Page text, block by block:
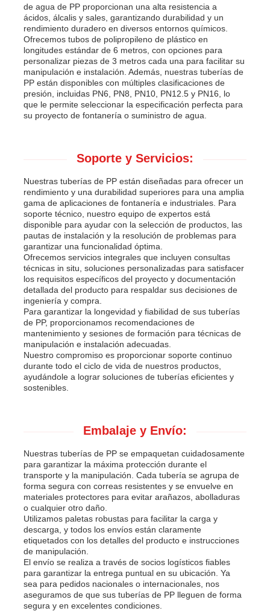
de agua de PP proporcionan una alta resistencia a
ácidos, álcalis y sales, garantizando durabilidad y un
rendimiento duradero en diversos entornos químicos.
Ofrecemos tubos de polipropileno de plástico en
longitudes estándar de 6 metros, con opciones para
personalizar piezas de 3 metros cada una para facilitar su
manipulación e instalación. Además, nuestras tuberías de
PP están disponibles con múltiples clasificaciones de
presión, incluidas PN6, PN8, PN10, PN12.5 y PN16, lo
que le permite seleccionar la especificación perfecta para
su proyecto de fontanería o suministro de agua.
Soporte y Servicios:
Nuestras tuberías de PP están diseñadas para ofrecer un
rendimiento y una durabilidad superiores para una amplia
gama de aplicaciones de fontanería e industriales. Para
soporte técnico, nuestro equipo de expertos está
disponible para ayudar con la selección de productos, las
pautas de instalación y la resolución de problemas para
garantizar una funcionalidad óptima.
Ofrecemos servicios integrales que incluyen consultas
técnicas in situ, soluciones personalizadas para satisfacer
los requisitos específicos del proyecto y documentación
detallada del producto para respaldar sus decisiones de
ingeniería y compra.
Para garantizar la longevidad y fiabilidad de sus tuberías
de PP, proporcionamos recomendaciones de
mantenimiento y sesiones de formación para técnicas de
manipulación e instalación adecuadas.
Nuestro compromiso es proporcionar soporte continuo
durante todo el ciclo de vida de nuestros productos,
ayudándole a lograr soluciones de tuberías eficientes y
sostenibles.
Embalaje y Envío:
Nuestras tuberías de PP se empaquetan cuidadosamente
para garantizar la máxima protección durante el
transporte y la manipulación. Cada tubería se agrupa de
forma segura con correas resistentes y se envuelve en
materiales protectores para evitar arañazos, abolladuras
o cualquier otro daño.
Utilizamos paletas robustas para facilitar la carga y
descarga, y todos los envíos están claramente
etiquetados con los detalles del producto e instrucciones
de manipulación.
El envío se realiza a través de socios logísticos fiables
para garantizar la entrega puntual en su ubicación. Ya
sea para pedidos nacionales o internacionales, nos
aseguramos de que sus tuberías de PP lleguen de forma
segura y en excelentes condiciones.